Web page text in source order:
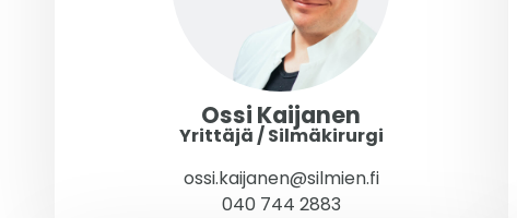
Ossi Kaijanen
Yrittäjä / Silmäkirurgi
ossi.kaijanen@silmien.fi
040 744 2883